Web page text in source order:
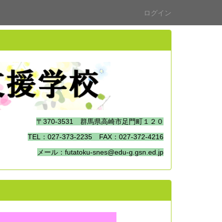
ログイン
〒370-3531 群馬県高崎市足門町１２０
TEL：027-373-2235 FAX：027-372-4216
メール：futatoku-snes@edu-g.gsn.ed.jp